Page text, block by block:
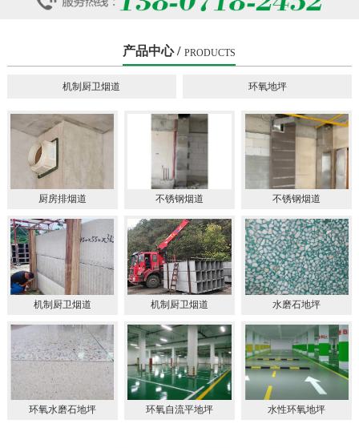
产品中心 / PRODUCTS
机制厨卫烟道 环氧地坪
厨房排烟道 不锈钢烟道 不锈钢烟道
机制厨卫烟道 机制厨卫烟道 水磨石地坪
环氧水磨石地坪 环氧自流平地坪 水性环氧地坪